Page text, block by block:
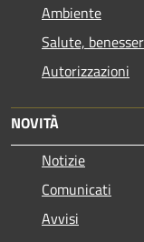
Ambiente
Salute,
Autorizzazioni
NOVITÀ
Notizie
Comunicati
Avvisi